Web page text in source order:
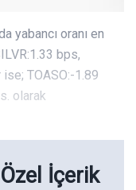
yabancı oranı en
bps,
TOASO:-1.89
olarak
İçerik